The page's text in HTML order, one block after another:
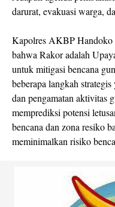
darurat, evakuasi warga,
Kapolres AKBP Handoko
bahwa Rakor adalah
untuk mitigasi bencana
beberapa langkah
dan pengamatan aktivitas
memprediksi potensi
bencana dan zona resiko
meminimalkan risiko